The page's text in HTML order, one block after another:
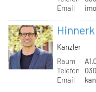
Email
Kanzler
Raum
Telefon
Email